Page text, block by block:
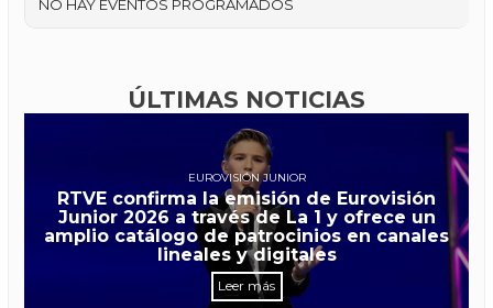
NO HAY EVENTOS PROGRAMADOS
ÚLTIMAS NOTICIAS
EUROVISIÓN JUNIOR
RTVE confirma la emisión de Eurovisión
Junior 2026 a través de La 1 y ofrece un
amplio catálogo de patrocinios en canales
lineales y digitales
Leer más